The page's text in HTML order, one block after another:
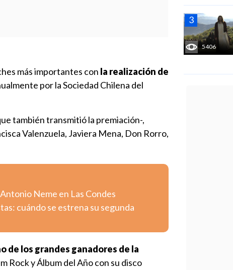
5406
más importantes con la realización de
por la Sociedad Chilena del
también transmitió la premiación-,
Valenzuela, Javiera Mena, Don Rorro,
Neme en Las Condes
cuándo se estrena su segunda
de los grandes ganadores de la
Rock y Álbum del Año con su disco